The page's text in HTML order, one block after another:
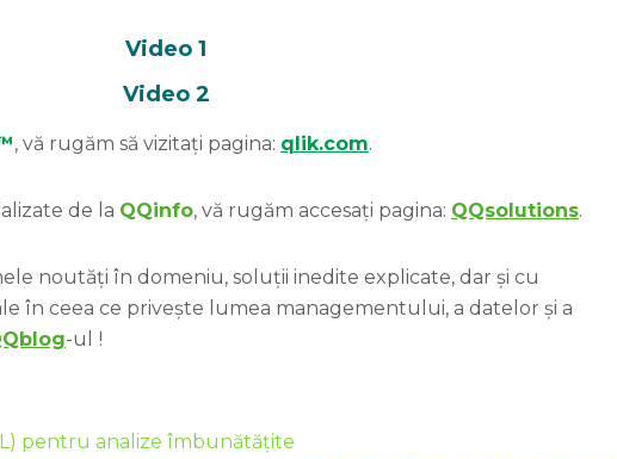
Video 1
Video 2
, vă rugăm să vizitați pagina: qlik.com.
de la QQinfo, vă rugăm accesați pagina: QQsolutions.
noutăți în domeniu, soluții inedite explicate, dar și cu
în ceea ce privește lumea managementului, a datelor și a
-ul !
pentru analize îmbunătățite